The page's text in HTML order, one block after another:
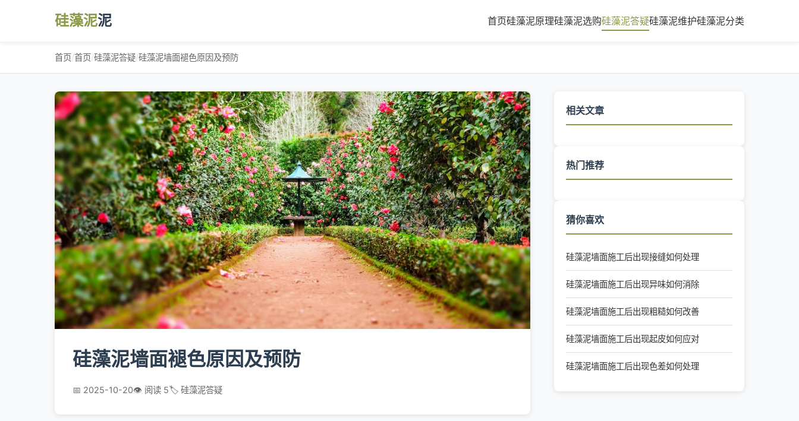
硅藻泥泥 首页硅藻泥原理硅藻泥选购硅藻泥答疑硅藻泥维护硅藻泥分类
首页/首页/硅藻泥答疑/硅藻泥墙面褪色原因及预防
硅藻泥墙面褪色原因及预防
📅 2025-10-20👁️ 阅读 5🏷️ 硅藻泥答疑
相关文章
热门推荐
猜你喜欢
硅藻泥墙面施工后出现接缝如何处理
硅藻泥墙面施工后出现异味如何消除
硅藻泥墙面施工后出现粗糙如何改善
硅藻泥墙面施工后出现起皮如何应对
硅藻泥墙面施工后出现色差如何处理